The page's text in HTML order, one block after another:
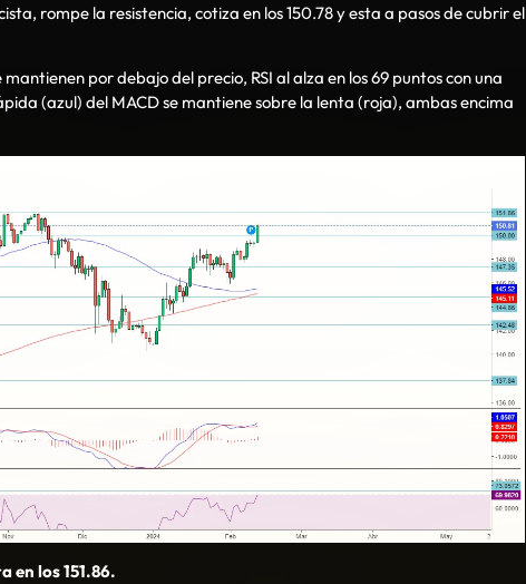
rompe la resistencia, cotiza en los 150.78 y esta a pasos de cubrir el
por debajo del precio, RSI al alza en los 69 puntos con una
(azul) del MACD se mantiene sobre la lenta (roja), ambas encima
en los 151.86.